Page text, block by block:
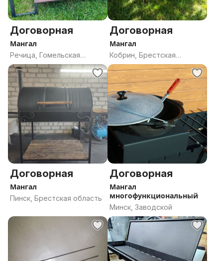
Договорная
Мангал
Речица, Гомельская
область
Договорная
Мангал
Кобрин, Брестская
область
Договорная
Мангал
Пинск, Брестская область
Договорная
Мангал
многофункциональный
Минск, Заводской